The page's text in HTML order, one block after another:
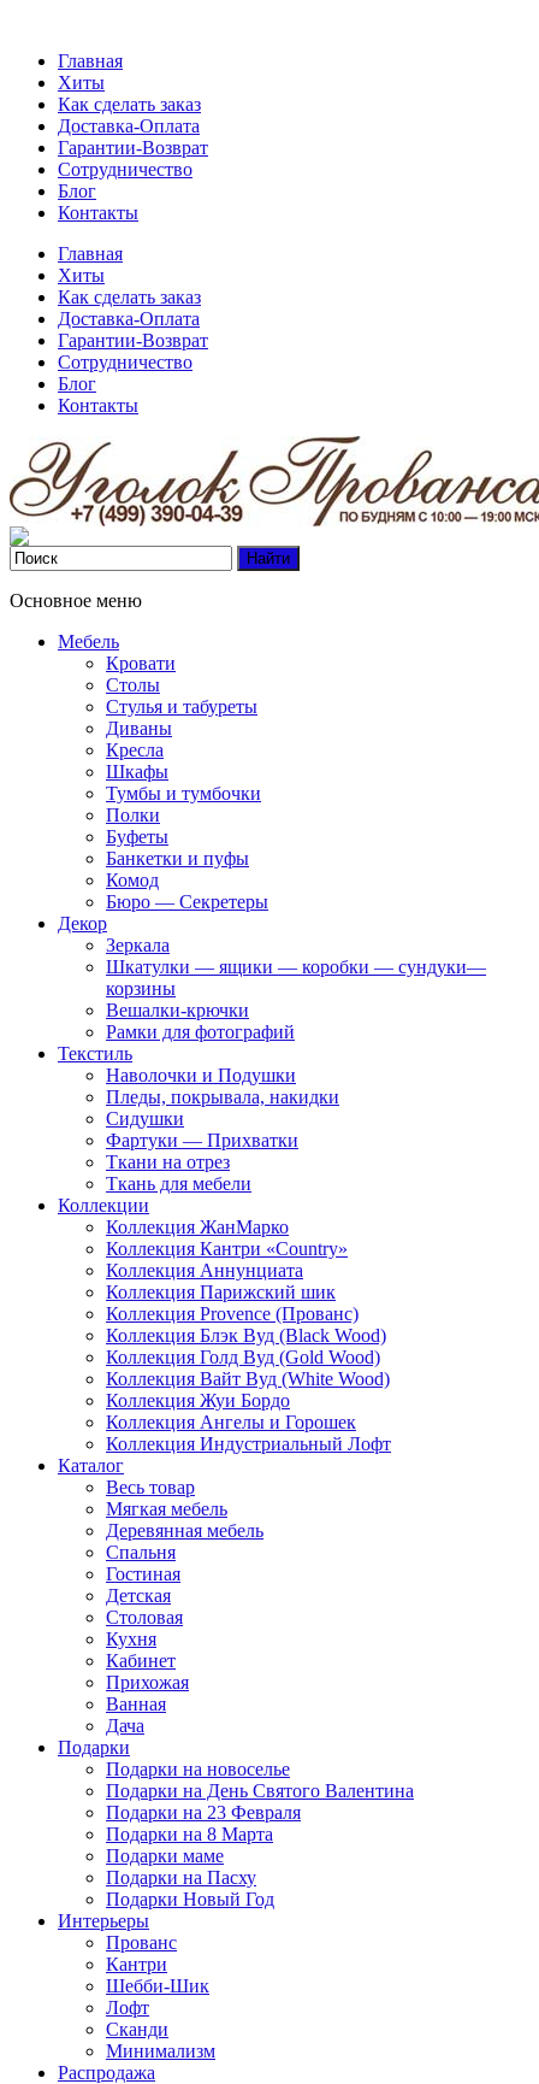
Главная
Хиты
Как сделать заказ
Доставка-Оплата
Гарантии-Возврат
Сотрудничество
Блог
Контакты
Главная
Хиты
Как сделать заказ
Доставка-Оплата
Гарантии-Возврат
Сотрудничество
Блог
Контакты
Основное меню
Мебель
Кровати
Столы
Стулья и табуреты
Диваны
Кресла
Шкафы
Тумбы и тумбочки
Полки
Буфеты
Банкетки и пуфы
Комод
Бюро — Секретеры
Декор
Зеркала
Шкатулки — ящики — коробки — сундуки—
корзины
Вешалки-крючки
Рамки для фотографий
Текстиль
Наволочки и Подушки
Пледы, покрывала, накидки
Сидушки
Фартуки — Прихватки
Ткани на отрез
Ткань для мебели
Коллекции
Коллекция ЖанМарко
Коллекция Кантри «Country»
Коллекция Аннунциата
Коллекция Парижский шик
Коллекция Provence (Прованс)
Коллекция Блэк Вуд (Black Wood)
Коллекция Голд Вуд (Gold Wood)
Коллекция Вайт Вуд (White Wood)
Коллекция Жуи Бордо
Коллекция Ангелы и Горошек
Коллекция Индустриальный Лофт
Каталог
Весь товар
Мягкая мебель
Деревянная мебель
Спальня
Гостиная
Детская
Столовая
Кухня
Кабинет
Прихожая
Ванная
Дача
Подарки
Подарки на новоселье
Подарки на День Святого Валентина
Подарки на 23 Февраля
Подарки на 8 Марта
Подарки маме
Подарки на Пасху
Подарки Новый Год
Интерьеры
Прованс
Кантри
Шебби-Шик
Лофт
Сканди
Минимализм
Распродажа